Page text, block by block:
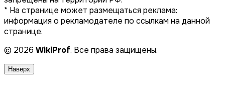
* На странице может размещаться реклама:
информация о рекламодателе по ссылкам на данной
странице.
© 2026 WikiProf. Все права защищены.
Наверх